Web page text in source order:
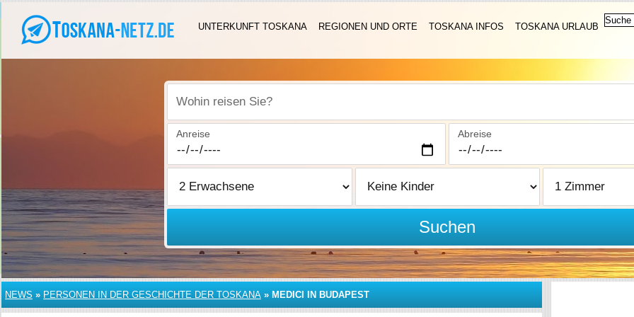
UNTERKUNFT TOSKANA REGIONEN UND ORTE TOSKANA INFOS TOSKANA URLAUB
Wohin reisen Sie?
Anreise Abreise
Suchen
NEWS » PERSONEN IN DER GESCHICHTE DER TOSKANA » MEDICI IN BUDAPEST